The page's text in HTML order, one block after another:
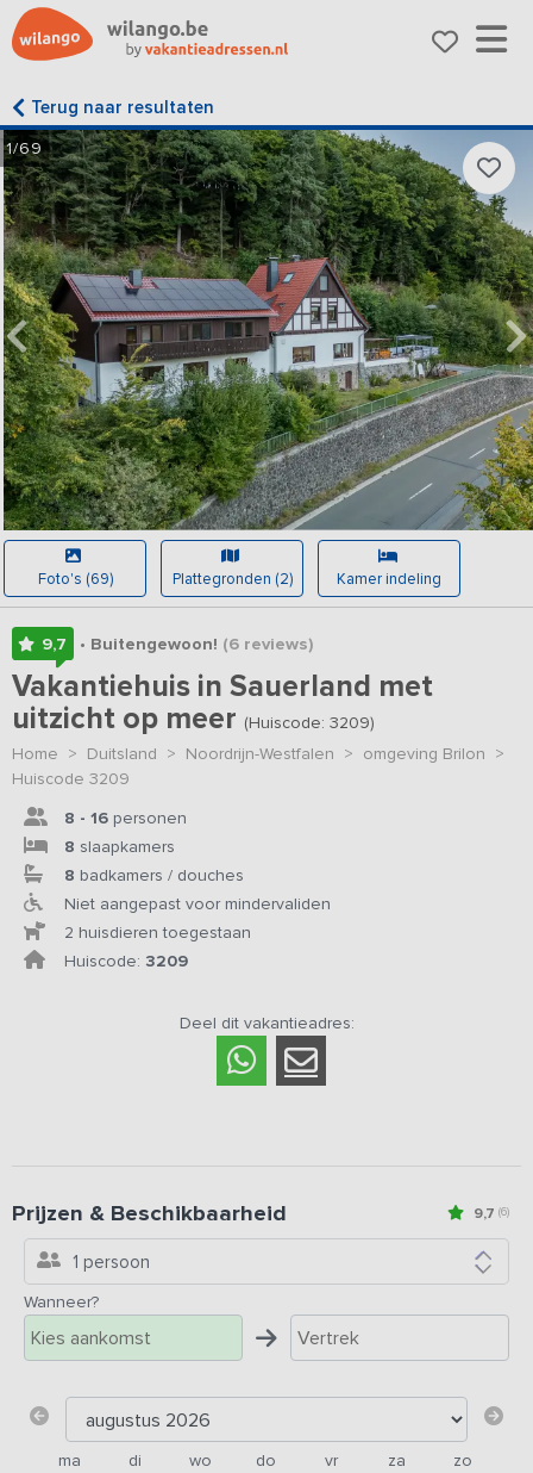
Terug naar resultaten
1/69
Foto's (69) Plattegronden (2) Kamer indeling
9,7 • Buitengewoon! (6reviews)
Vakantiehuis in Sauerland met
uitzicht op meer (Huiscode: 3209)
Home > Duitsland > Noordrijn-Westfalen > omgeving Brilon >
Huiscode 3209
8 - 16 personen
8 slaapkamers
8 badkamers / douches
Niet aangepast voor mindervaliden
2 huisdieren toegestaan
Huiscode: 3209
Deel dit vakantieadres:
9,7 (6)
Prijzen & Beschikbaarheid
1 persoon
Wanneer?
ma di wo do vr za zo